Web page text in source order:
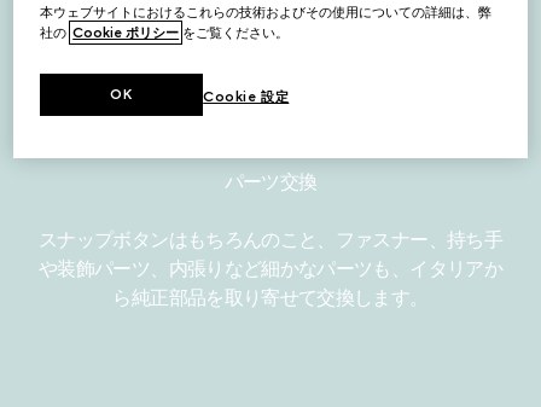
パーツ交換
スナップボタンはもちろんのこと、ファスナー、持ち手
や装飾パーツ、内張りなど細かなパーツも、イタリアか
ら純正部品を取り寄せて交換します。
本ウェブサイトにおけるこれらの技術およびその使用についての詳細は、弊
社の Cookie ポリシー をご覧ください。
Cookie 設定
OK